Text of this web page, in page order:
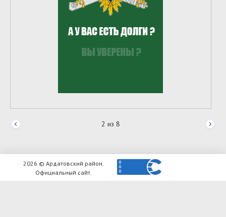
2 из 8
2026 © Ардатовский район.
Официальный сайт.